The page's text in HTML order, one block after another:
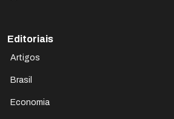
Editoriais
Artigos
Brasil
Economia